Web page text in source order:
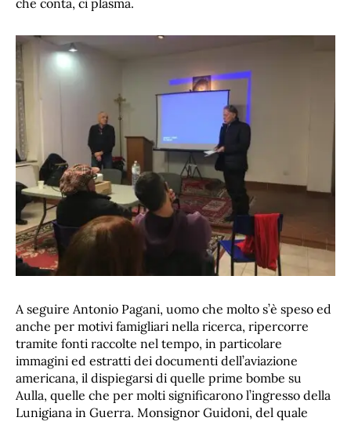
A seguire Antonio Pagani, uomo che molto s’è speso ed
anche per motivi famigliari nella ricerca, ripercorre
tramite fonti raccolte nel tempo, in particolare
immagini ed estratti dei documenti dell’aviazione
americana, il dispiegarsi di quelle prime bombe su
Aulla, quelle che per molti significarono l’ingresso della
Lunigiana in Guerra. Monsignor Guidoni, del quale